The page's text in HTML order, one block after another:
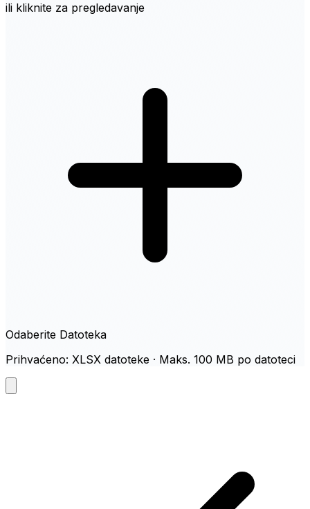
ili kliknite za pregledavanje
Odaberite Datoteka
Prihvaćeno: XLSX datoteke · Maks. 100 MB po datoteci